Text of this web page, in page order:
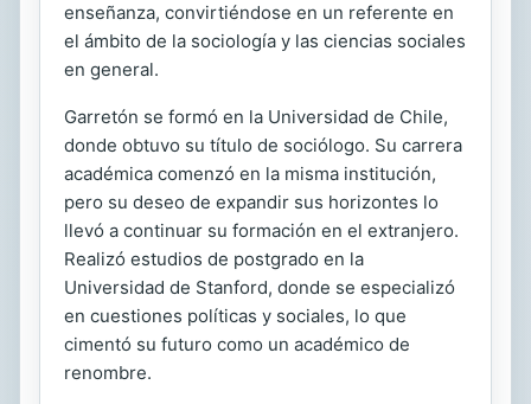
enseñanza, convirtiéndose en un referente en
el ámbito de la sociología y las ciencias sociales
en general.
Garretón se formó en la Universidad de Chile,
donde obtuvo su título de sociólogo. Su carrera
académica comenzó en la misma institución,
pero su deseo de expandir sus horizontes lo
llevó a continuar su formación en el extranjero.
Realizó estudios de postgrado en la
Universidad de Stanford, donde se especializó
en cuestiones políticas y sociales, lo que
cimentó su futuro como un académico de
renombre.